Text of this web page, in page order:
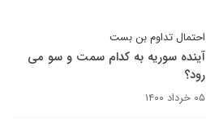
احتمال تداوم بن بست
آینده سوریه به کدام سمت و سو می
رود؟
۰۵ خرداد ۱۴۰۰